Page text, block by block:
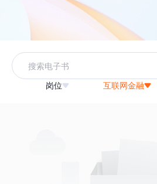
岗位 互联网金融